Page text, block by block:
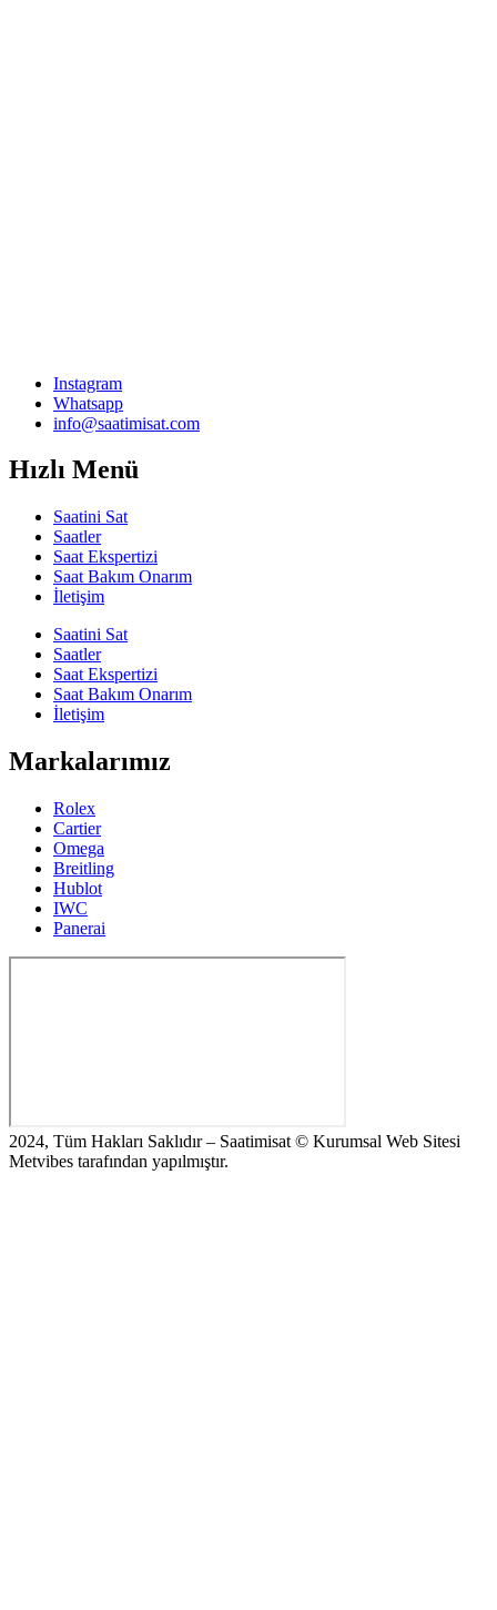
Instagram
Whatsapp
info@saatimisat.com
Hızlı Menü
Saatini Sat
Saatler
Saat Ekspertizi
Saat Bakım Onarım
İletişim
Saatini Sat
Saatler
Saat Ekspertizi
Saat Bakım Onarım
İletişim
Markalarımız
Rolex
Cartier
Omega
Breitling
Hublot
IWC
Panerai
2024, Tüm Hakları Saklıdır – Saatimisat © Kurumsal Web Sitesi
Metvibes tarafından yapılmıştır.